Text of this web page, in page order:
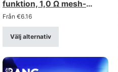
funktion, 1,0 Ω mesh-
spole, LCD-skärm, styrka
0%–5%, uppladdningsbar
engångsvape i
bulkförpackning
Från €6.16
Välj alternativ